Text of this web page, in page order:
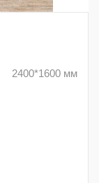
2400*1600 мм